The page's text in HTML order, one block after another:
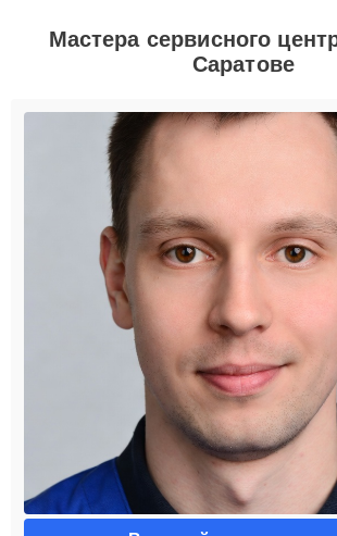
Мастера сервисного
Саратове